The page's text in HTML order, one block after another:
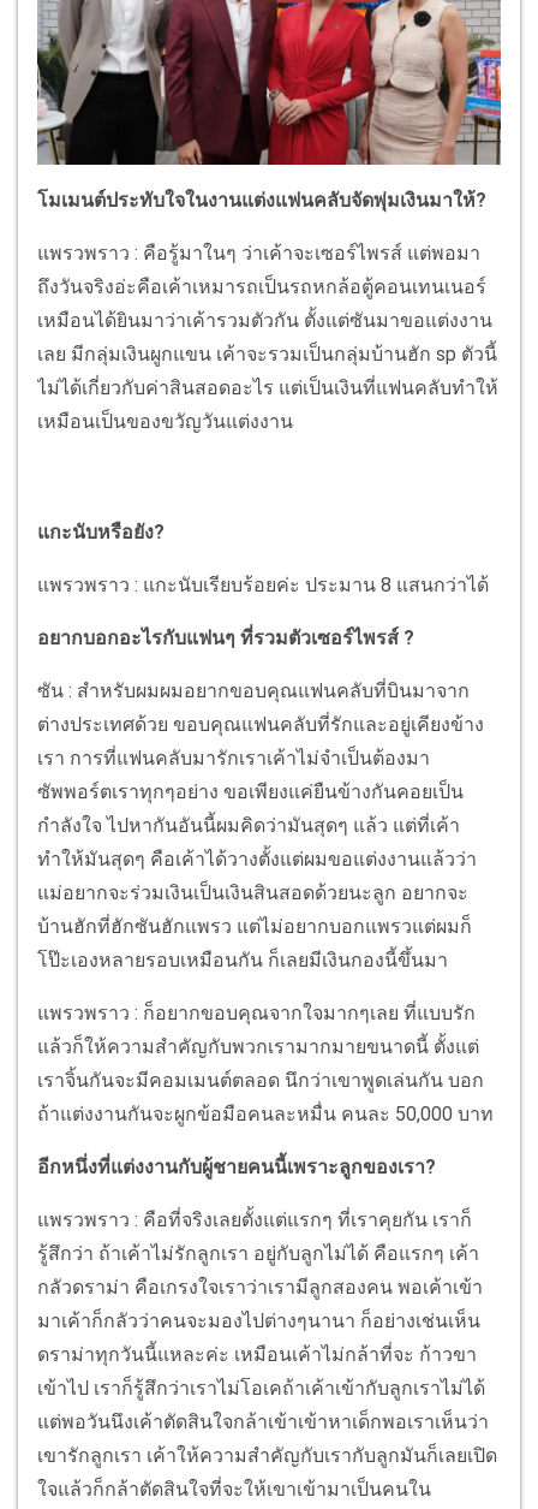
โมเมนต์ประทับใจในงานแต่งแฟนคลับจัดพุ่มเงินมาให้?
แพรวพราว : คือรู้มาในๆ ว่าเค้าจะเซอร์ไพรส์ แต่พอมา
ถึงวันจริงอ่ะคือเค้าเหมารถเป็นรถหกล้อตู้คอนเทนเนอร์
เหมือนได้ยินมาว่าเค้ารวมตัวกัน ตั้งแต่ซันมาขอแต่งงาน
เลย มีกลุ่มเงินผูกแขน เค้าจะรวมเป็นกลุ่มบ้านฮัก sp ตัวนี้
ไม่ได้เกี่ยวกับค่าสินสอดอะไร แต่เป็นเงินที่แฟนคลับทำให้
เหมือนเป็นของขวัญวันแต่งงาน
แกะนับหรือยัง?
แพรวพราว : แกะนับเรียบร้อยค่ะ ประมาน 8 แสนกว่าได้
อยากบอกอะไรกับแฟนๆ ที่รวมตัวเซอร์ไพรส์ ?
ซัน : สำหรับผมผมอยากขอบคุณแฟนคลับที่บินมาจาก
ต่างประเทศด้วย ขอบคุณแฟนคลับที่รักและอยู่เคียงข้าง
เรา การที่แฟนคลับมารักเราเค้าไม่จำเป็นต้องมา
ซัพพอร์ตเราทุกๆอย่าง ขอเพียงแค่ยืนข้างกันคอยเป็น
กำลังใจ ไปหากันอันนี้ผมคิดว่ามันสุดๆ แล้ว แต่ที่เค้า
ทำให้มันสุดๆ คือเค้าได้วางตั้งแต่ผมขอแต่งงานแล้วว่า
แม่อยากจะร่วมเงินเป็นเงินสินสอดด้วยนะลูก อยากจะ
บ้านฮักที่ฮักซันฮักแพรว แต่ไม่อยากบอกแพรวแต่ผมก็
โป๊ะเองหลายรอบเหมือนกัน ก็เลยมีเงินกองนี้ขึ้นมา
แพรวพราว : ก็อยากขอบคุณจากใจมากๆเลย ที่แบบรัก
แล้วก็ให้ความสำคัญกับพวกเรามากมายขนาดนี้ ตั้งแต่
เราจิ้นกันจะมีคอมเมนต์ตลอด นึกว่าเขาพูดเล่นกัน บอก
ถ้าแต่งงานกันจะผูกข้อมือคนละหมื่น คนละ 50,000 บาท
อีกหนึ่งที่แต่งงานกับผู้ชายคนนี้เพราะลูกของเรา?
แพรวพราว : คือที่จริงเลยตั้งแต่แรกๆ ที่เราคุยกัน เราก็
รู้สึกว่า ถ้าเค้าไม่รักลูกเรา อยู่กับลูกไม่ได้ คือแรกๆ เค้า
กลัวดราม่า คือเกรงใจเราว่าเรามีลูกสองคน พอเค้าเข้า
มาเค้าก็กลัวว่าคนจะมองไปต่างๆนานา ก็อย่างเช่นเห็น
ดราม่าทุกวันนี้แหละค่ะ เหมือนเค้าไม่กล้าที่จะ ก้าวขา
เข้าไป เราก็รู้สึกว่าเราไม่โอเคถ้าเค้าเข้ากับลูกเราไม่ได้
แต่พอวันนึงเค้าตัดสินใจกล้าเข้าเข้าหาเด็กพอเราเห็นว่า
เขารักลูกเรา เค้าให้ความสำคัญกับเรากับลูกมันก็เลยเปิด
ใจแล้วก็กล้าตัดสินใจที่จะให้เขาเข้ามาเป็นคนใน